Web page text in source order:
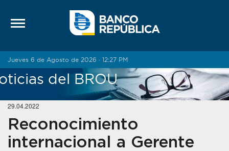
Jueves 6 de Agosto de 2026 · 12:27 PM
del BROU
29.04.2022
Reconocimiento
internacional a Gerente